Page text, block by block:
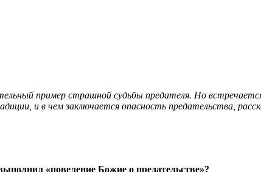
пример страшной судьбы предателя. Но
и в чем заключается опасность предательства,
«повеление Божие о предательстве»?